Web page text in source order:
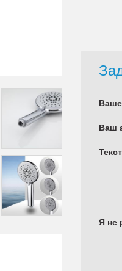
Ваш
Я не